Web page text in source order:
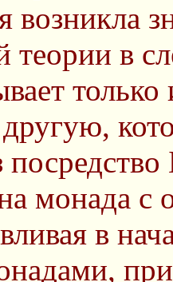
возникла
теории в
монада с
в